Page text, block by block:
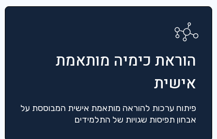
הוראת כימיה מותאמת
אישית
פיתוח ערכות להוראה מותאמת אישית המבוססת על
אבחון תפיסות שגויות של התלמידים